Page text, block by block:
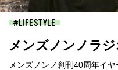
LIFESTYLE
メンズノンノラジ
メンズノンノ創刊40周年イ